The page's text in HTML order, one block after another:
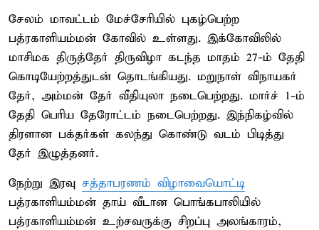
சேலம் மாவட்டம் மேச்சேரியில் புகழ்பெற்ற
பத்ரகாளியம்மன் கோவில் உள்ளது. இக்கோவிலில்
மாசிமக திருத்தேர் திருவிழா கடந்த மாதம் 27-ம் தேதி
கொடியேற்றத்துடன் தொடங்கியது. மறுநாள் விநாயகர்
தேர், அம்மன் தேர் வீதியுலா நடைபெற்றது. மார்ச் 1-ம்
தேதி பெரிய தேரோட்டம் நடைபெற்றது. இந்நிகழ்வில்
திரளான பக்தர்கள் கலந்து கொண்டு வடம் பிடித்து
தேர் இழுத்தனர்.
நேற்று இரவு சத்தாபரணம் விழாவையொட்டி
பத்ரகாளியம்மன் தாய் வீடான பொங்கபாலியில்
பத்ரகாளியம்மன் உற்சவருக்கு சிறப்பு அலங்காரம்,